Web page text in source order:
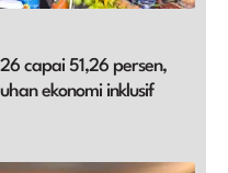
capai 51,26 persen,
ekonomi inklusif